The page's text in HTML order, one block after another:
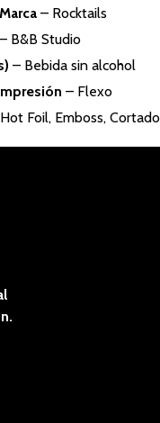
– Rocktails
B&B Studio
– Bebida sin alcohol
– Flexo
Foil, Emboss,